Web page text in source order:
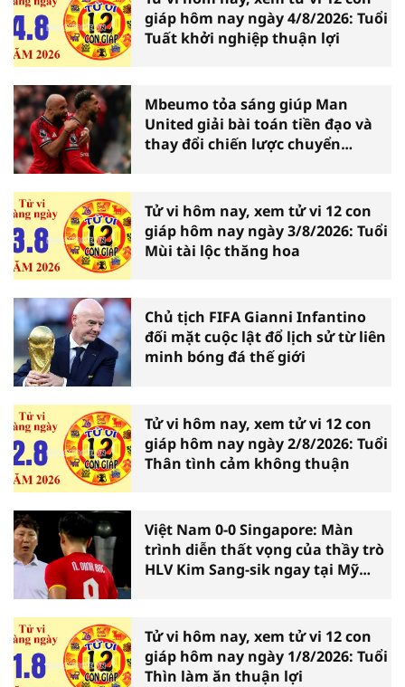
giáp hôm nay ngày 4/8/2026: Tuổi
Tuất khởi nghiệp thuận lợi
Mbeumo tỏa sáng giúp Man
United giải bài toán tiền đạo và
thay đổi chiến lược chuyển
Tử vi hôm nay, xem tử vi 12 con
giáp hôm nay ngày 3/8/2026: Tuổi
Mùi tài lộc thăng hoa
Chủ tịch FIFA Gianni Infantino
đối mặt cuộc lật đổ lịch sử từ liên
minh bóng đá thế giới
Tử vi hôm nay, xem tử vi 12 con
giáp hôm nay ngày 2/8/2026: Tuổi
Thân tình cảm không thuận
Việt Nam 0-0 Singapore: Màn
trình diễn thất vọng của thầy trò
HLV Kim Sang-sik ngay tại Mỹ
Tử vi hôm nay, xem tử vi 12 con
giáp hôm nay ngày 1/8/2026: Tuổi
Thìn làm ăn thuận lợi